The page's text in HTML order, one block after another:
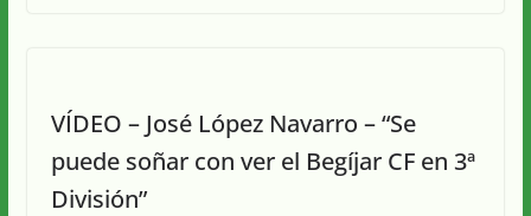
VÍDEO – José López Navarro – “Se
puede soñar con ver el Begíjar CF en 3ª
División”